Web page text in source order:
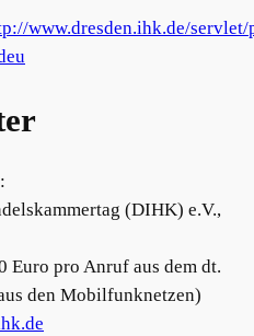
www.dresden.ihk.de/servlet/
(DIHK) e.V.,
Euro pro Anruf aus dem dt.
den Mobilfunknetzen)